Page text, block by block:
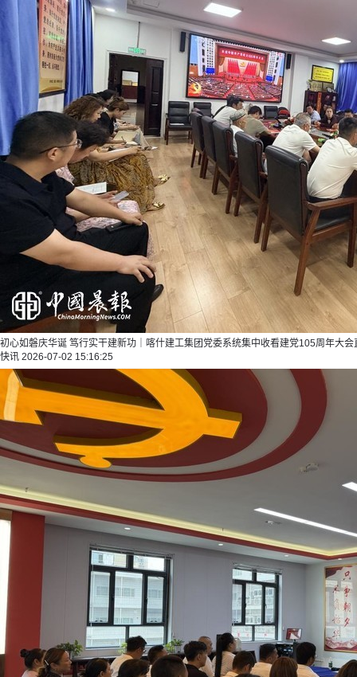
初心如磐庆华诞 笃行实干建新功｜喀什建工集团党委系统集中收看建党105周年大会
快讯 2026-07-02 15:16:25